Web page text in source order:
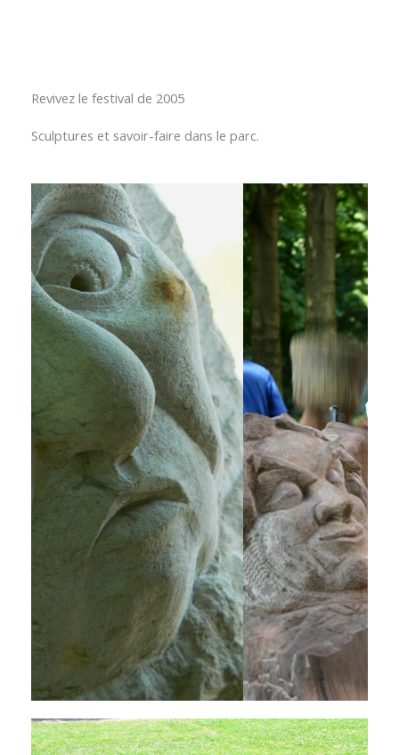
Revivez le festival de 2005
Sculptures et savoir-faire dans le parc.